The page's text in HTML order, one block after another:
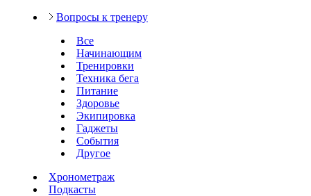
Вопросы к тренеру
Все
Начинающим
Тренировки
Техника бега
Питание
Здоровье
Экипировка
Гаджеты
События
Другое
Хронометраж
Подкасты